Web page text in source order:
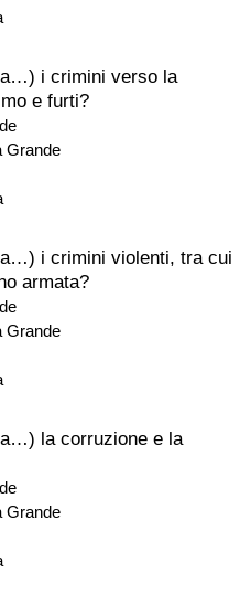
i crimini verso la
e furti?
Grande
i crimini violenti, tra cui
armata?
Grande
la corruzione e la
Grande